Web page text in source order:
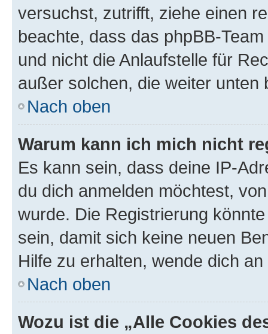
versuchst, zutrifft, ziehe einen
beachte, dass das phpBB-
und nicht die Anlaufstelle für
außer solchen, die weiter unten
Nach oben
Warum kann ich mich nicht
Es kann sein, dass deine IP-
du dich anmelden möchtest,
wurde. Die Registrierung
sein, damit sich keine neuen
Hilfe zu erhalten, wende dich
Nach oben
Wozu ist die „Alle Cookies